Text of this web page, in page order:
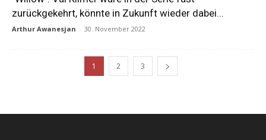
zurückgekehrt, könnte in Zukunft wieder dabei...
Arthur Awanesjan - 30. November 2022
1 2 3